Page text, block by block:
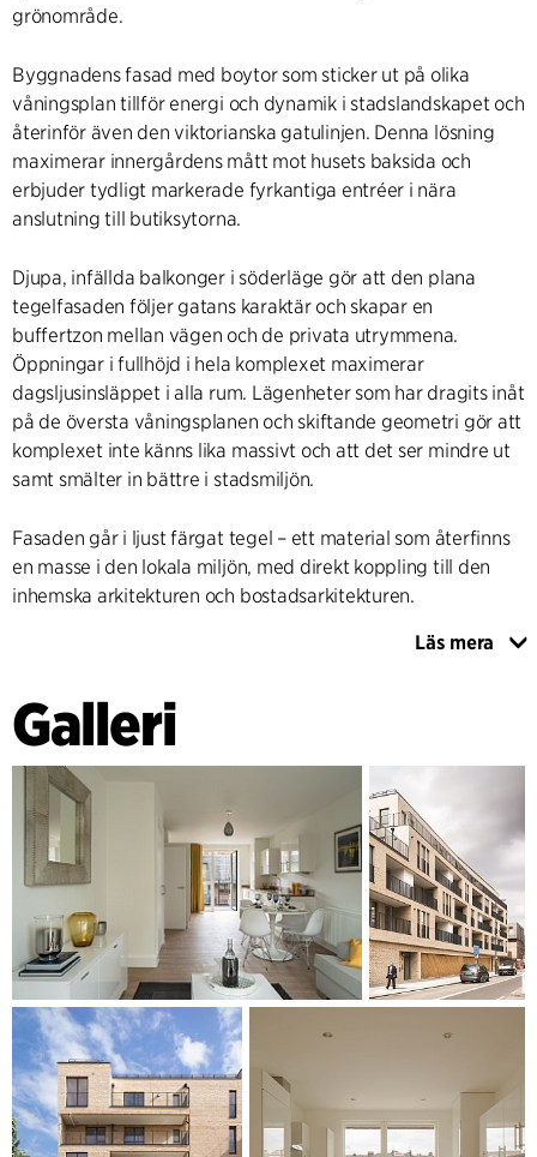
grönområde.
Byggnadens fasad med boytor som sticker ut på olika
våningsplan tillför energi och dynamik i stadslandskapet och
återinför även den viktorianska gatulinjen. Denna lösning
maximerar innergårdens mått mot husets baksida och
erbjuder tydligt markerade fyrkantiga entréer i nära
anslutning till butiksytorna.
Djupa, infällda balkonger i söderläge gör att den plana
tegelfasaden följer gatans karaktär och skapar en
buffertzon mellan vägen och de privata utrymmena.
Öppningar i fullhöjd i hela komplexet maximerar
dagsljusinsläppet i alla rum. Lägenheter som har dragits inåt
på de översta våningsplanen och skiftande geometri gör att
komplexet inte känns lika massivt och att det ser mindre ut
samt smälter in bättre i stadsmiljön.
Fasaden går i ljust färgat tegel – ett material som återfinns
en masse i den lokala miljön, med direkt koppling till den
inhemska arkitekturen och bostadsarkitekturen.
Tegel är ett extremt slitstarkt och hållbart material som
diskret uttryck för hög kvalitet och med en nära koppling till
karaktären hos den lokala miljön.
Byggnaden har utformats för att uppfylla kraven i Normen
för hållbara bostäder, nivå 4. Lägenheterna är 100 %
Lifetime Homes-kompatibla och i projektet ingår två
handikappanpassade lägenheter med två sovrum.
Läs mera
Galleri